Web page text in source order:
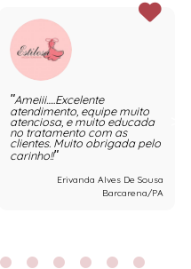
Ameiii.....Excelente
atendimento, equipe muito
atenciosa, e muito educada
no tratamento com as
clientes. Muito obrigada pelo
carinho!!
Erivanda Alves De Sousa
Barcarena/PA